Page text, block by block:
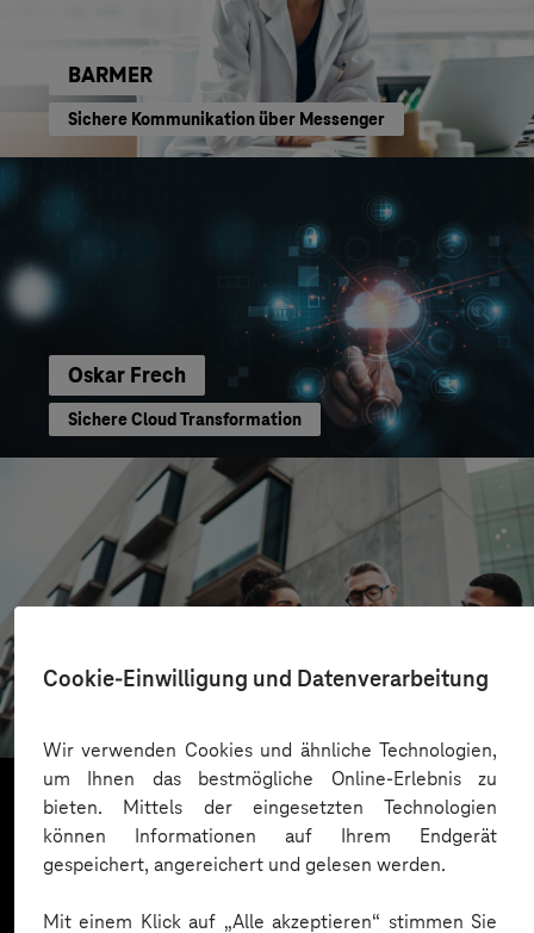
Cookie-Einwilligung und Datenverarbeitung
Wir verwenden Cookies und ähnliche Technologien,
um Ihnen das bestmögliche Online-Erlebnis zu
bieten. Mittels der eingesetzten Technologien
können Informationen auf Ihrem Endgerät
gespeichert, angereichert und gelesen werden.
Mit einem Klick auf „Alle akzeptieren“ stimmen Sie
BARMER
Sichere Kommunikation über Messenger
Oskar Frech
Sichere Cloud Transformation
Erfolgreiche Transformation durch gezielte
Mehr laden